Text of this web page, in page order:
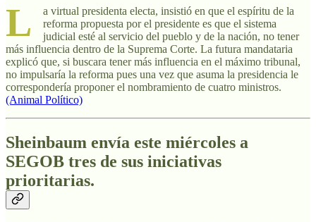
L
a virtual presidenta electa, insistió en que el espíritu de la
reforma propuesta por el presidente es que el sistema
judicial esté al servicio del pueblo y de la nación, no tener
más influencia dentro de la Suprema Corte. La futura mandataria
explicó que, si buscara tener más influencia en el máximo tribunal,
no impulsaría la reforma pues una vez que asuma la presidencia le
correspondería proponer el nombramiento de cuatro ministros.
(Animal Político)
Sheinbaum envía este miércoles a
SEGOB tres de sus iniciativas
prioritarias.